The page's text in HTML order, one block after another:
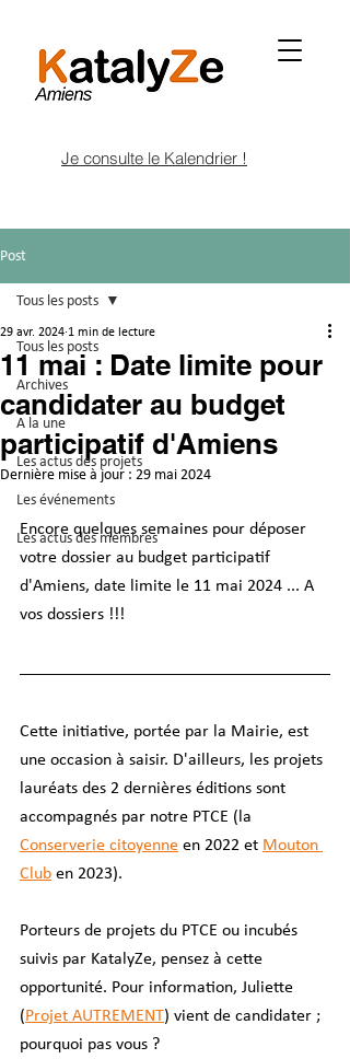
Je consulte le Kalendrier !
Post
Tous les posts
Archives
A la une
Les actus des projets
Les événements
Les actus des membres
Tous les posts
11 mai : Date limite pour
candidater au budget
participatif d'Amiens
29 avr. 2024 1 min de lecture
Dernière mise à jour : 29 mai 2024
Encore quelques semaines pour déposer
votre dossier au budget participatif
d'Amiens, date limite le 11 mai 2024 ... A
vos dossiers !!!
Cette initiative, portée par la Mairie, est
une occasion à saisir. D'ailleurs, les projets
lauréats des 2 dernières éditions sont
accompagnés par notre PTCE (la
Conserverie citoyenne en 2022 et Mouton
Club en 2023).
Porteurs de projets du PTCE ou incubés
suivis par KatalyZe, pensez à cette
opportunité. Pour information, Juliette
(Projet AUTREMENT) vient de candidater ;
pourquoi pas vous ?